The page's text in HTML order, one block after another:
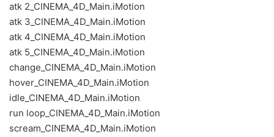
atk 2_CINEMA_4D_Main.iMotion
atk 3_CINEMA_4D_Main.iMotion
atk 4_CINEMA_4D_Main.iMotion
atk 5_CINEMA_4D_Main.iMotion
change_CINEMA_4D_Main.iMotion
hover_CINEMA_4D_Main.iMotion
idle_CINEMA_4D_Main.iMotion
run loop_CINEMA_4D_Main.iMotion
scream_CINEMA_4D_Main.iMotion